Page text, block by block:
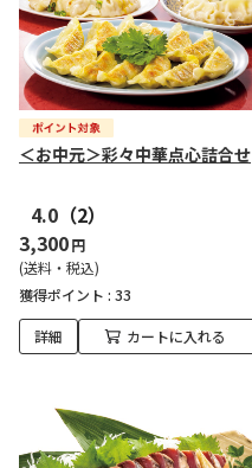
＜お中元＞彩々中華点心詰合せ
4.0 （2）
3,300円
(送料・税込)
獲得ポイント : 33
詳細 カートに入れる